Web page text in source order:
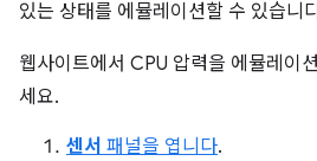
있는 상태를 에뮬레이션할 수 있습니
웹사이트에서 CPU 압력을 에뮬레이
세요.
센서 패널을 엽니다.